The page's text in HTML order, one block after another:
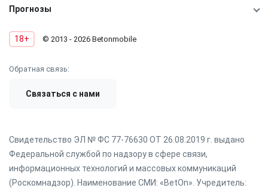
Прогнозы
18+ © 2013 - 2026 Betonmobile
Обратная связь:
Связаться с нами
Свидетельство ЭЛ № ФС 77-76630 ОТ 26.08.2019 г. выдано
Федеральной службой по надзору в сфере связи,
информационных технологий и массовых коммуникаций
(Роскомнадзор). Наименование СМИ: «BetOn». Учредитель: